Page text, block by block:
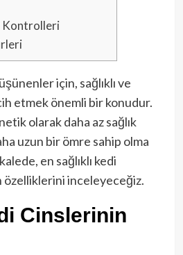
Kontrolleri
için, sağlıklı ve
etmek önemli bir konudur.
olarak daha az sağlık
uzun bir ömre sahip olma
en sağlıklı kedi
özelliklerini inceleyeceğiz.
Cinslerinin